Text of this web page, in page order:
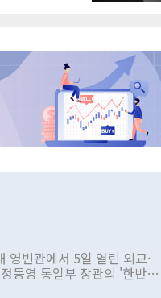
빈관에서 5일 열린 외교·
동영 통일부 장관의 '한반도